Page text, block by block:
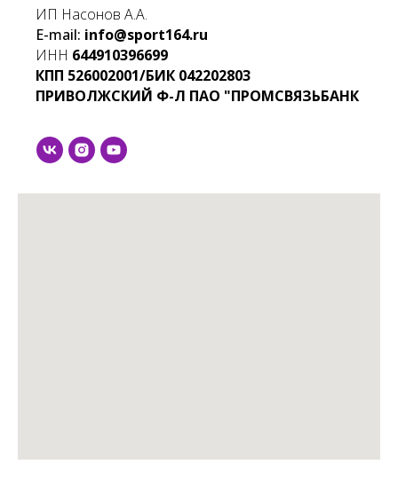
ИП Насонов А.А.
E-mail: info@sport164.ru
ИНН 644910396699
КПП 526002001/БИК 042202803
ПРИВОЛЖСКИЙ Ф-Л ПАО "ПРОМСВЯЗЬБАНК